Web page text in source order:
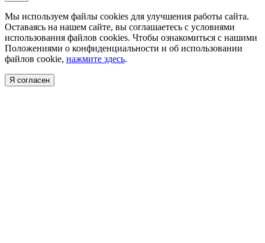
Мы используем файлы cookies для улучшения работы сайта.
Оставаясь на нашем сайте, вы соглашаетесь с условиями
использования файлов cookies. Чтобы ознакомиться с нашими
Положениями о конфиденциальности и об использовании
файлов cookie, нажмите здесь.
Я согласен